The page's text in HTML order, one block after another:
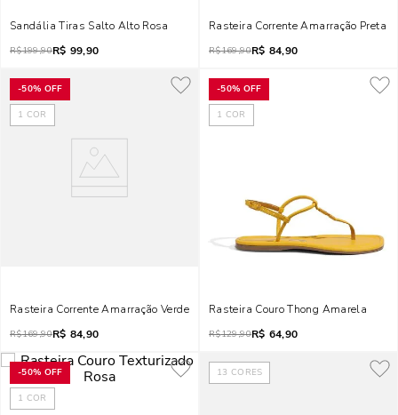
Sandália Tiras Salto Alto Rosa
R$199,90R$ 99,90
Rasteira Corrente Amarração Preta
R$169,90R$ 84,90
-50% OFF
1 COR
Rasteira Corrente Amarração Verde
R$169,90R$ 84,90
-50% OFF
1 COR
Rasteira Couro Thong Amarela
R$129,90R$ 64,90
-50% OFF
1 COR
13 CORES